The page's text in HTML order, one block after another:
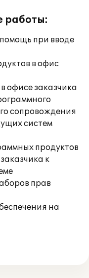
работы:
при вводе
в офис
офисе заказчика
сопровождения
систем
продуктов
к
прав
на